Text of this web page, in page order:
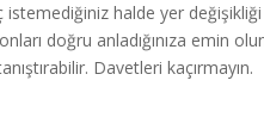
istemediğiniz halde yer değişikliği
doğru anladığınıza emin
Davetleri kaçırmayın.